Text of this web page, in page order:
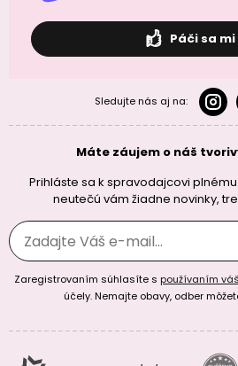
Páči sa
Sledujte nás aj na:
Máte záujem o náš
Prihláste sa k spravodajcovi
neutečú vám žiadne novinky,
Zaregistrovaním súhlasíte s používaním
účely. Nemajte obavy, odber